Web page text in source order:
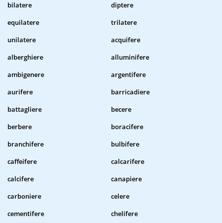
bilatere
diptere
equilatere
trilatere
unilatere
acquifere
alberghiere
alluminifere
ambigenere
argentifere
aurifere
barricadiere
battagliere
becere
berbere
boracifere
branchifere
bulbifere
caffeifere
calcarifere
calcifere
canapiere
carboniere
celere
cementifere
chelifere